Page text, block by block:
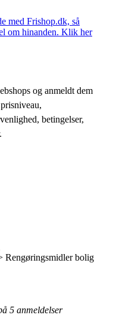
med Frishop.dk, så
om hinanden. Klik her
og anmeldt dem
betingelser,
Rengøringsmidler bolig
5 anmeldelser